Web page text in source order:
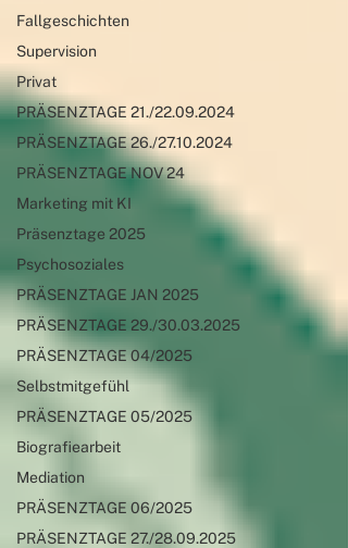
Fallgeschichten
Supervision
Privat
PRÄSENZTAGE 21./22.09.2024
PRÄSENZTAGE 26./27.10.2024
PRÄSENZTAGE NOV 24
Marketing mit KI
Präsenztage 2025
Psychosoziales
PRÄSENZTAGE JAN 2025
PRÄSENZTAGE 29./30.03.2025
PRÄSENZTAGE 04/2025
Selbstmitgefühl
PRÄSENZTAGE 05/2025
Biografiearbeit
Mediation
PRÄSENZTAGE 06/2025
PRÄSENZTAGE 27./28.09.2025